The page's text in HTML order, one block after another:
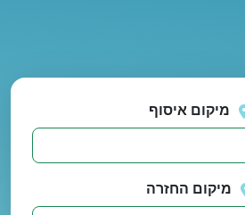
מיקום איסוף
מיקום החזרה